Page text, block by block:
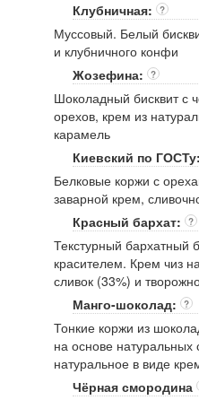
Клубничная:
?
Муссовый. Белый
и клубничного конфи
Жозефина:
?
Шоколадный бисквит с
орехов, крем из
карамель
Киевский по ГОСТу:
Белковые коржи с
заварной крем,
Красный бархат:
?
Текстурный бархатный
красителем. Крем чиз
сливок (33%) и
Манго-шоколад:
?
Тонкие коржи из
на основе
натуральное в виде
Чёрная смородина